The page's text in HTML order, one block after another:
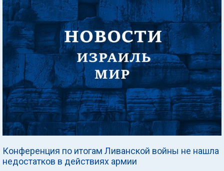
Конференция по итогам Ливанской войны не нашла
недостатков в действиях армии